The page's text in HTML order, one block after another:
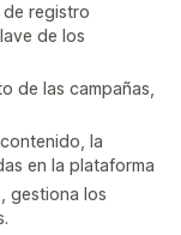
registro
de los
de las campañas,
la
en la plataforma
gestiona los